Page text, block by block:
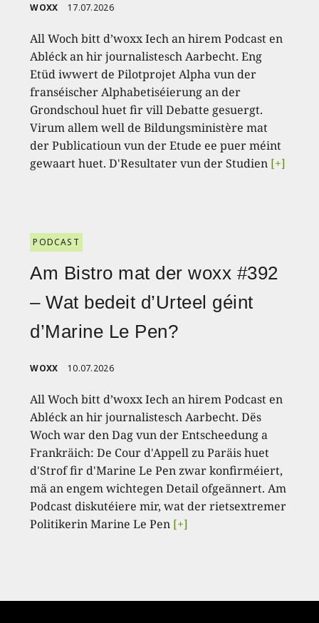
WOXX 17.07.2026
All Woch bitt d’woxx Iech an hirem Podcast en
Abléck an hir journalistesch Aarbecht. Eng
Etüd iwwert de Pilotprojet Alpha vun der
franséischer Alphabetiséierung an der
Grondschoul huet fir vill Debatte gesuergt.
Virum allem well de Bildungsministère mat
der Publicatioun vun der Etude ee puer méint
gewaart huet. D'Resultater vun der Studien [+]
PODCAST
Am Bistro mat der woxx #392
– Wat bedeit d’Urteel géint
d’Marine Le Pen?
WOXX 10.07.2026
All Woch bitt d’woxx Iech an hirem Podcast en
Abléck an hir journalistesch Aarbecht. Dës
Woch war den Dag vun der Entscheedung a
Frankräich: De Cour d'Appell zu Paräis huet
d'Strof fir d'Marine Le Pen zwar konfirméiert,
mä an engem wichtegen Detail ofgeännert. Am
Podcast diskutéiere mir, wat der rietsextremer
Politikerin Marine Le Pen [+]